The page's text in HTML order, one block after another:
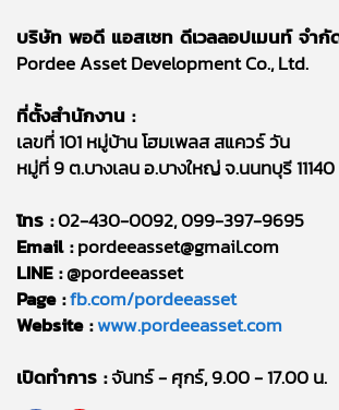
บริษัท พอดี แอสเซท ดีเวลลอปเมนท์ จำกั
Pordee Asset Development Co., Ltd.
ที่ตั้งสำนักงาน :
เลขที่ 101 หมู่บ้าน โฮมเพลส สแควร์ วัน
หมู่ที่ 9 ต.บางเลน อ.บางใหญ่ จ.นนทบุรี 11140
โทร :02-430-0092, 099-397-9695
Email :pordeeasset@gmail.com
LINE :@pordeeasset
Page :fb.com/pordeeasset
Website :www.pordeeasset.com
เปิดทำการ :จันทร์ - ศุกร์, 9.00 - 17.00 น.